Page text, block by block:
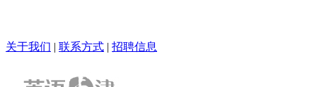
关于我们 | 联系方式 | 招聘信息